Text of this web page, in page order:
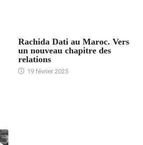
Rachida Dati au Maroc. Vers
un nouveau chapitre des
relations
19 février 2025